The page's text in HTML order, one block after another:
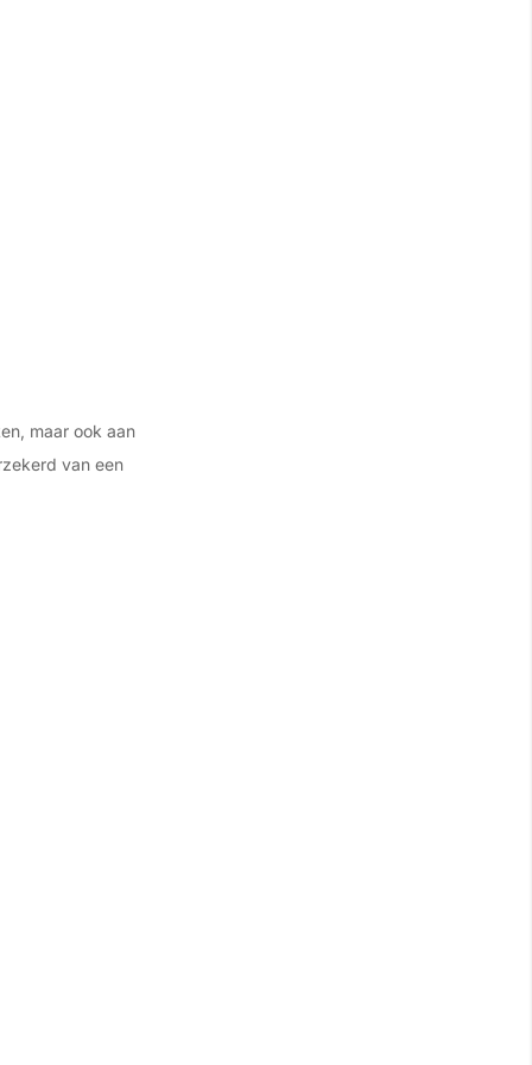
maar ook aan
van een